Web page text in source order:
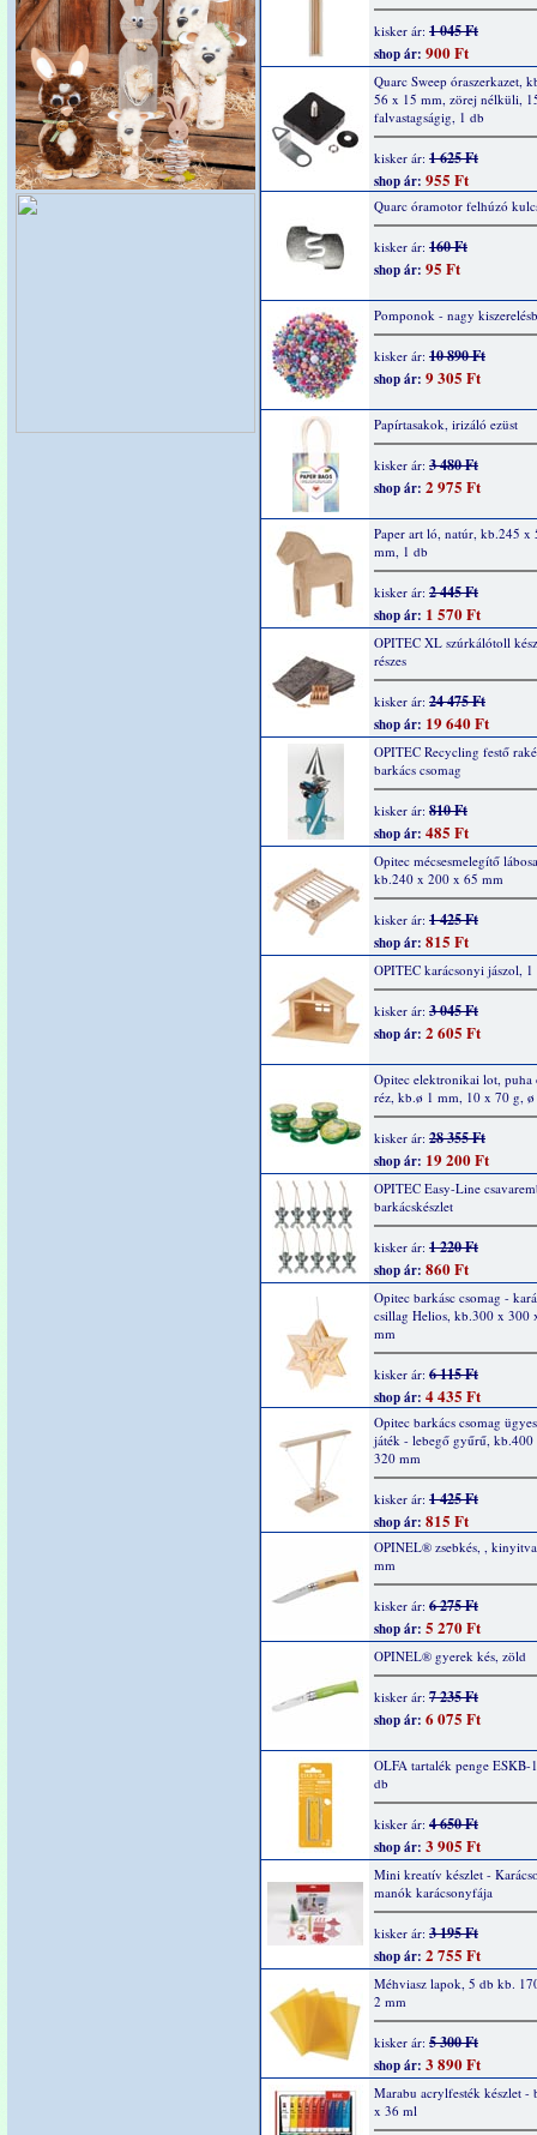
kisker ár: 1 045 Ft
shop ár: 900 Ft
Quarc Sweep óraszerkazet,
56 x 15 mm, zörej nélküli,
falvastagságig, 1 db
kisker ár: 1 625 Ft
shop ár: 955 Ft
Quarc óramotor felhúzó
kisker ár: 160 Ft
shop ár: 95 Ft
Pomponok - nagy
kisker ár: 10 890 Ft
shop ár: 9 305 Ft
Papírtasakok, irizáló ezüst
kisker ár: 3 480 Ft
shop ár: 2 975 Ft
Paper art ló, natúr, kb.245 x
mm, 1 db
kisker ár: 2 445 Ft
shop ár: 1 570 Ft
OPITEC XL szúrkálótoll
részes
kisker ár: 24 475 Ft
shop ár: 19 640 Ft
OPITEC Recycling festő
barkács csomag
kisker ár: 810 Ft
shop ár: 485 Ft
Opitec mécsesmelegítő
kb.240 x 200 x 65 mm
kisker ár: 1 425 Ft
shop ár: 815 Ft
OPITEC karácsonyi jászol, 1
kisker ár: 3 045 Ft
shop ár: 2 605 Ft
Opitec elektronikai lot, puha
réz, kb.ø 1 mm, 10 x 70 g,
kisker ár: 28 355 Ft
shop ár: 19 200 Ft
OPITEC Easy-Line
barkácskészlet
kisker ár: 1 220 Ft
shop ár: 860 Ft
Opitec barkásc csomag -
csillag Helios, kb.300 x 300
mm
kisker ár: 6 115 Ft
shop ár: 4 435 Ft
Opitec barkács csomag
játék - lebegő gyűrű,
320 mm
kisker ár: 1 425 Ft
shop ár: 815 Ft
OPINEL® zsebkés, ,
mm
kisker ár: 6 275 Ft
shop ár: 5 270 Ft
OPINEL® gyerek kés, zöld
kisker ár: 7 235 Ft
shop ár: 6 075 Ft
OLFA tartalék penge ESKB-
db
kisker ár: 4 650 Ft
shop ár: 3 905 Ft
Mini kreatív készlet -
manók karácsonyfája
kisker ár: 3 195 Ft
shop ár: 2 755 Ft
Méhviasz lapok, 5 db kb.
2 mm
kisker ár: 5 300 Ft
shop ár: 3 890 Ft
Marabu acrylfesték készlet -
x 36 ml